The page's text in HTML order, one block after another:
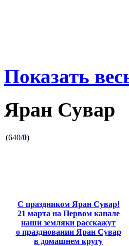
Показать
Яран Сувар
(640/0)
С праздником Яран Сувар!
21 марта на Первом канале
наши земляки расскажут
о праздновании Яран Сувар
в домашнем кругу